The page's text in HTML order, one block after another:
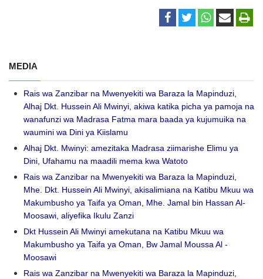
MEDIA
Rais wa Zanzibar na Mwenyekiti wa Baraza la Mapinduzi,
Alhaj Dkt. Hussein Ali Mwinyi, akiwa katika picha ya pamoja na
wanafunzi wa Madrasa Fatma mara baada ya kujumuika na
waumini wa Dini ya Kiislamu
Alhaj Dkt. Mwinyi: amezitaka Madrasa ziimarishe Elimu ya
Dini, Ufahamu na maadili mema kwa Watoto
Rais wa Zanzibar na Mwenyekiti wa Baraza la Mapinduzi,
Mhe. Dkt. Hussein Ali Mwinyi, akisalimiana na Katibu Mkuu wa
Makumbusho ya Taifa ya Oman, Mhe. Jamal bin Hassan Al-
Moosawi, aliyefika Ikulu Zanzi
Dkt Hussein Ali Mwinyi amekutana na Katibu Mkuu wa
Makumbusho ya Taifa ya Oman, Bw Jamal Moussa Al -
Moosawi
Rais wa Zanzibar na Mwenyekiti wa Baraza la Mapinduzi,